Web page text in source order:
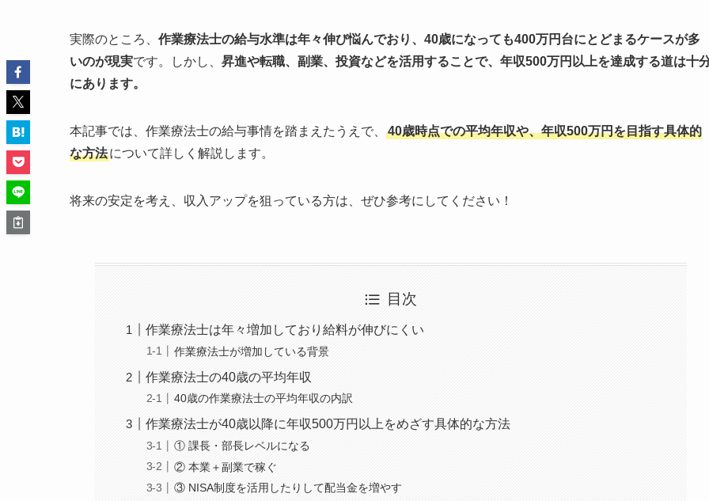
実際のところ、 作業療法士の給与水準は年々伸び悩んでおり、40歳になっても400万円台にとどまるケースが多
いのが現実です。しかし、 昇進や転職、副業、投資などを活用することで、年収500万円以上を達成する道は十
にあります。
本記事では、作業療法士の給与事情を踏まえたうえで、
40歳時点での平均年収や、年収500万円を目指す具体的
な方法について詳しく解説します。
将来の安定を考え、収入アップを狙っている方は、ぜひ参考にしてください！
目次
作業療法士は年々増加しており給料が伸びにくい
作業療法士が増加している背景
作業療法士の40歳の平均年収
40歳の作業療法士の平均年収の内訳
作業療法士が40歳以降に年収500万円以上をめざす具体的な方法
① 課長・部長レベルになる
② 本業＋副業で稼ぐ
③ NISA制度を活用したりして配当金を増やす